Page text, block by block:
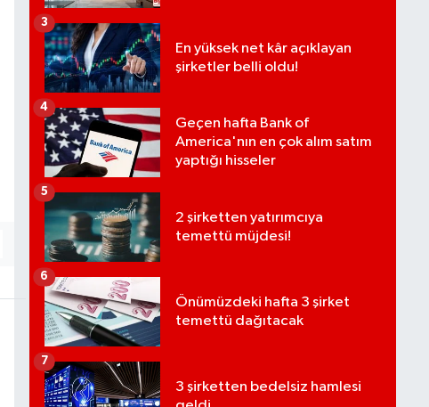
En yüksek net kâr açıklayan
şirketler belli oldu!
3
Geçen hafta Bank of
America'nın en çok alım satım
yaptığı hisseler
4
2 şirketten yatırımcıya
temettü müjdesi!
5
Önümüzdeki hafta 3 şirket
temettü dağıtacak
6
3 şirketten bedelsiz hamlesi
7